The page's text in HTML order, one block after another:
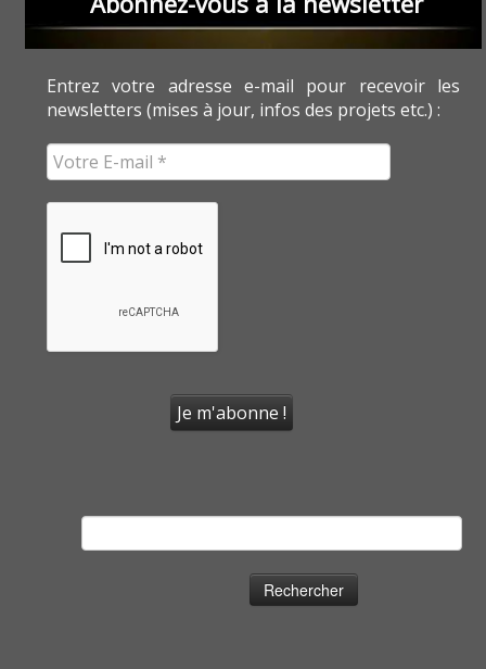
Entrez votre adresse e-mail pour recevoir les
newsletters (mises à jour, infos des projets etc.) :